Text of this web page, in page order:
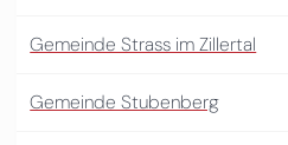
Gemeinde Strass im Zillertal
Gemeinde Stubenberg